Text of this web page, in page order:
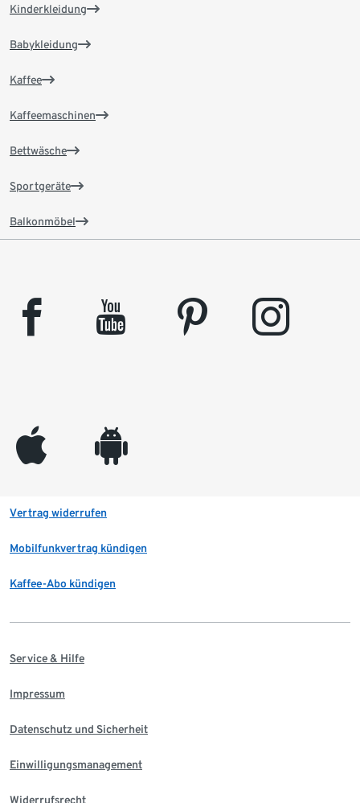
Kinderkleidung
Babykleidung
Kaffee
Kaffeemaschinen
Bettwäsche
Sportgeräte
Balkonmöbel
facebook youtube pinterest instagram
appleinc android
Vertrag widerrufen
Mobilfunkvertrag kündigen
Kaffee-Abo kündigen
Service & Hilfe
Impressum
Datenschutz und Sicherheit
Einwilligungsmanagement
Widerrufsrecht